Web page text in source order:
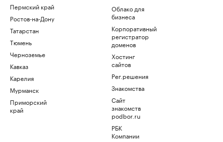
Пермский край
Ростов-на-Дону
Татарстан
Тюмень
Черноземье
Кавказ
Карелия
Мурманск
Приморский
край
Облако для
бизнеса
Корпоративный
регистратор
доменов
Хостинг
сайтов
Рег.решения
Знакомства
Сайт
знакомств
podbor.ru
РБК
Компании